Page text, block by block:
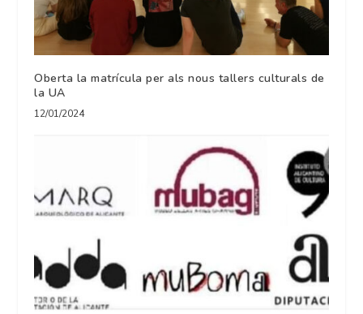
Oberta la matrícula per als nous tallers culturals de
la UA
12/01/2024